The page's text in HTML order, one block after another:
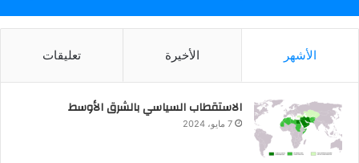
الأشهر الأخيرة تعليقات
الاستقطاب السياسي بالشرق الأوسط
7 مايو، 2024